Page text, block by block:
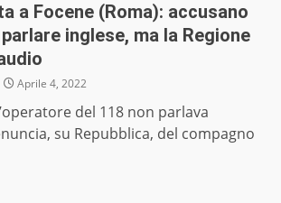
a Focene (Roma): accusano
inglese, ma la Regione
Aprile 4, 2022
del 118 non parlava
su Repubblica, del compagno